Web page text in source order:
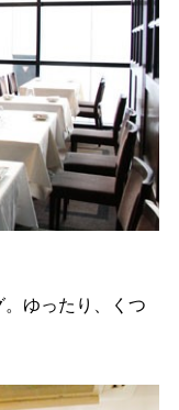
ゆったり、くつ